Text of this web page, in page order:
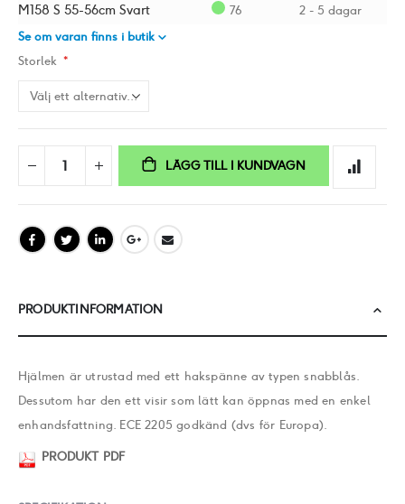
M158 S 55-56cm Svart 76
2 - 5 dagar
Se om varan finns i butik
Storlek
LÄGG TILL I KUNDVAGN
PRODUKTINFORMATION
Hjälmen är utrustad med ett hakspänne av typen snabblås.
Dessutom har den ett visir som lätt kan öppnas med en enkel
enhandsfattning. ECE 2205 godkänd (dvs för Europa).
PRODUKT PDF